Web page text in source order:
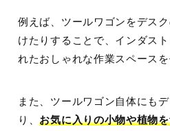
例えば、ツールワゴンをデス
けたりすることで、インダス
れたおしゃれな作業スペース
また、ツールワゴン自体にも
り、お気に入りの小物や植物